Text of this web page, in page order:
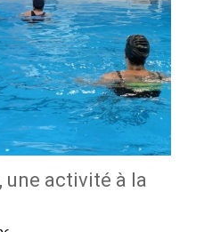
une activité à la